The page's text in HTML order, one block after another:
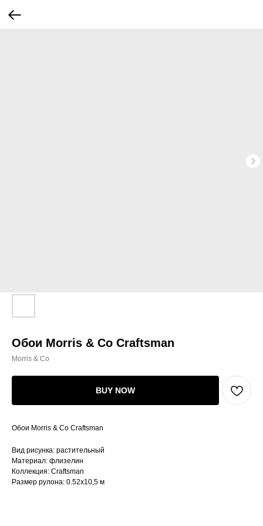
Обои Morris & Co Craftsman
Morris & Co
BUY NOW
Обои Morris & Co Craftsman
Вид рисунка: растительный
Материал: флизелин
Коллекция: Craftsman
Размер рулона: 0.52х10,5 м